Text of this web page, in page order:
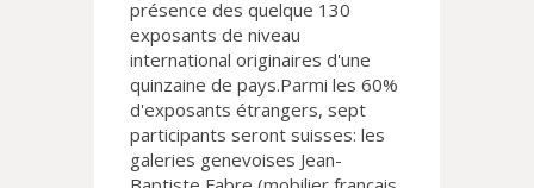
présence des quelque 130
exposants de niveau
international originaires d'une
quinzaine de pays.Parmi les 60%
d'exposants étrangers, sept
participants seront suisses: les
galeries genevoises Jean-